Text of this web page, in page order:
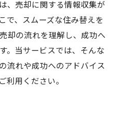
、売却に関する情報収集が
で、スムーズな住み替えを
却の流れを理解し、成功へ
。当サービスでは、そんな
流れや成功へのアドバイス
利用ください。